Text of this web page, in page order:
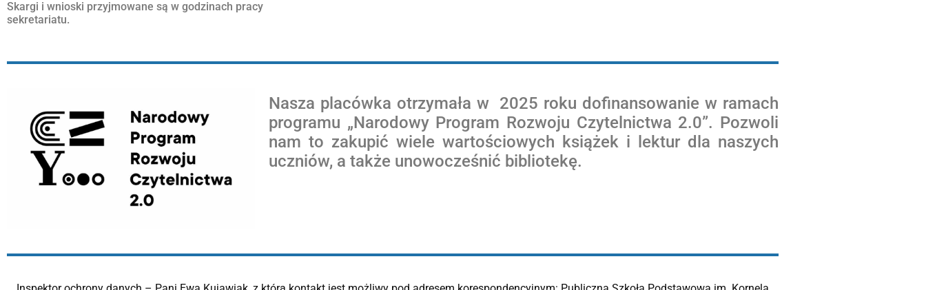
Skargi i wnioski przyjmowane są w godzinach pracy
sekretariatu.
Nasza placówka otrzymała w 2025 roku dofinansowanie w ramach
programu „Narodowy Program Rozwoju Czytelnictwa 2.0”. Pozwoli
nam to zakupić wiele wartościowych książek i lektur dla naszych
uczniów, a także unowocześnić bibliotekę.